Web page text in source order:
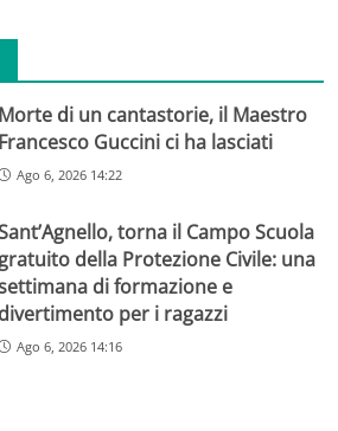
Morte di un cantastorie, il Maestro
Francesco Guccini ci ha lasciati
Ago 6, 2026 14:22
torna il Campo Scuola
gratuito della Protezione Civile: una
di formazione e
divertimento per i ragazzi
Ago 6, 2026 14:16